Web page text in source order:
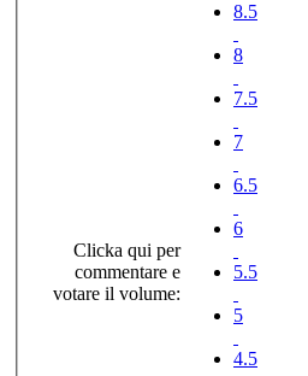
Clicka qui per
commentare e
votare il volume:
8.5
8
7.5
7
6.5
6
5.5
5
4.5